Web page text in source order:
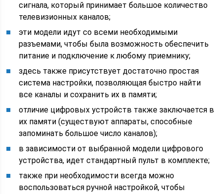
сигнала, который принимает большое количество
телевизионных каналов;
эти модели идут со всеми необходимыми
разъемами, чтобы была возможность обеспечить
питание и подключение к любому приемнику;
здесь также присутствует достаточно простая
система настройки, позволяющая быстро найти
все каналы и сохранить их в памяти;
отличие цифровых устройств также заключается в
их памяти (существуют аппараты, способные
запоминать большое число каналов);
в зависимости от выбранной модели цифрового
устройства, идет стандартный пульт в комплекте;
также при необходимости всегда можно
воспользоваться ручной настройкой, чтобы